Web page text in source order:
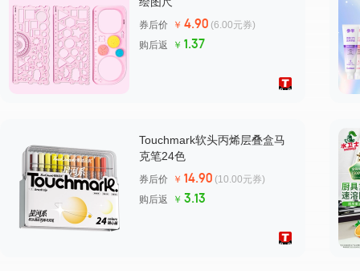
券后价 ￥ 4.90 (6.00元券)
购后返
￥ 1.37
Touchmark软头丙烯层叠盒马
克笔24色
券后价 ￥ 14.90 (10.00元券)
购后返
￥ 3.13